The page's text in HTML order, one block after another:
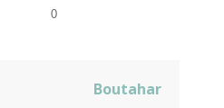
0
Boutahar